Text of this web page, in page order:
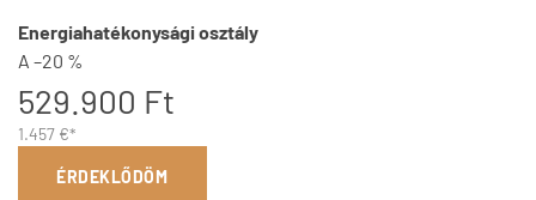
Energiahatékonysági osztály
A –20 %
529.900 Ft
1.457 €*
ÉRDEKLŐDÖM